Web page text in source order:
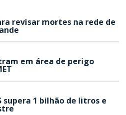
revisar mortes na rede de
em área de perigo
supera 1 bilhão de litros e